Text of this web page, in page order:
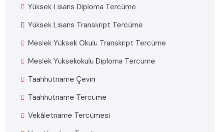
Yüksek Lisans Diploma Tercüme
Yüksek Lisans Transkript Tercüme
Meslek Yüksek Okulu Transkript Tercüme
Meslek Yüksekokulu Diploma Tercüme
Taahhütname Çeviri
Taahhütname Tercüme
Vekâletname Tercümesi